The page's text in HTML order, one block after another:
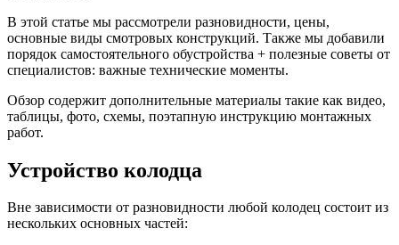
В этой статье мы рассмотрели разновидности, цены,
основные виды смотровых конструкций. Также мы добавили
порядок самостоятельного обустройства + полезные советы от
специалистов: важные технические моменты.
Обзор содержит дополнительные материалы такие как видео,
таблицы, фото, схемы, поэтапную инструкцию монтажных
работ.
Устройство колодца
Вне зависимости от разновидности любой колодец состоит из
нескольких основных частей: